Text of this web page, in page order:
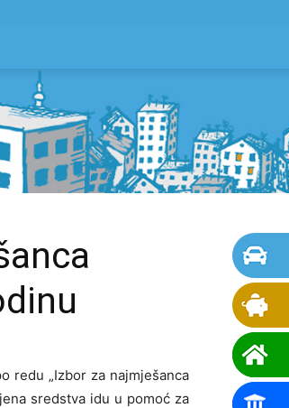
redu „Izbor za najmješanca
sredstva idu u pomoć za